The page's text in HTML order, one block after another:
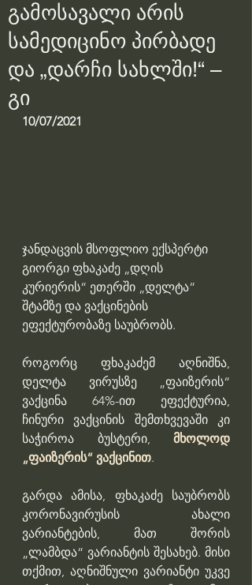
გამოსავალი არის
სამედიცინო პირბადე
და „დარჩი სახლში!“ –
გი
10/07/2021
ჯანდაცვის მსოფლიო ექსპერტი
გიორგი ფხაკაძე „დღის
კურიერის“ ეთერში „დელტა“
შტამზე და ვაქცინების
ეფექტურობაზე საუბრობს.
როგორც ფხაკაძემ აღნიშნა,
დელტა ვირუსზე „ფაიზერის“
ვაქცინა 64%-ით ეფექტურია,
ჩინური ვაქცინის შემთხვევაში კი
საჭიროა ბუსტერი, მხოლოდ
„ფაიზერის“ ვაქცინით.
გარდა ამისა, ფხაკაძე საუბრობს
კორონავირუსის ახალი
ვარიანტების, მათ შორის
„ლამბდა“ ვარიანტის შესახებ. მისი
თქმით, აღნიშნული ვარიანტი უკვე